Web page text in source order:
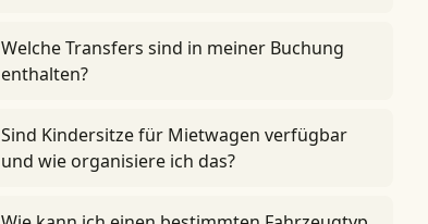
Welche Transfers sind in meiner Buchung
enthalten?
Sind Kindersitze für Mietwagen verfügbar
und wie organisiere ich das?